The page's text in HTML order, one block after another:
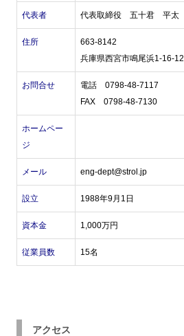
代表者 代表取締役 五十君 平太
住所
663-8142
兵庫県西宮市鳴尾浜1-16-12
お問合せ
電話 0798-48-7117
FAX 0798-48-7130
ホームペー
ジ
メール eng-dept@strol.jp
設立 1988年9月1日
資本金 1,000万円
従業員数 15名
アクセス